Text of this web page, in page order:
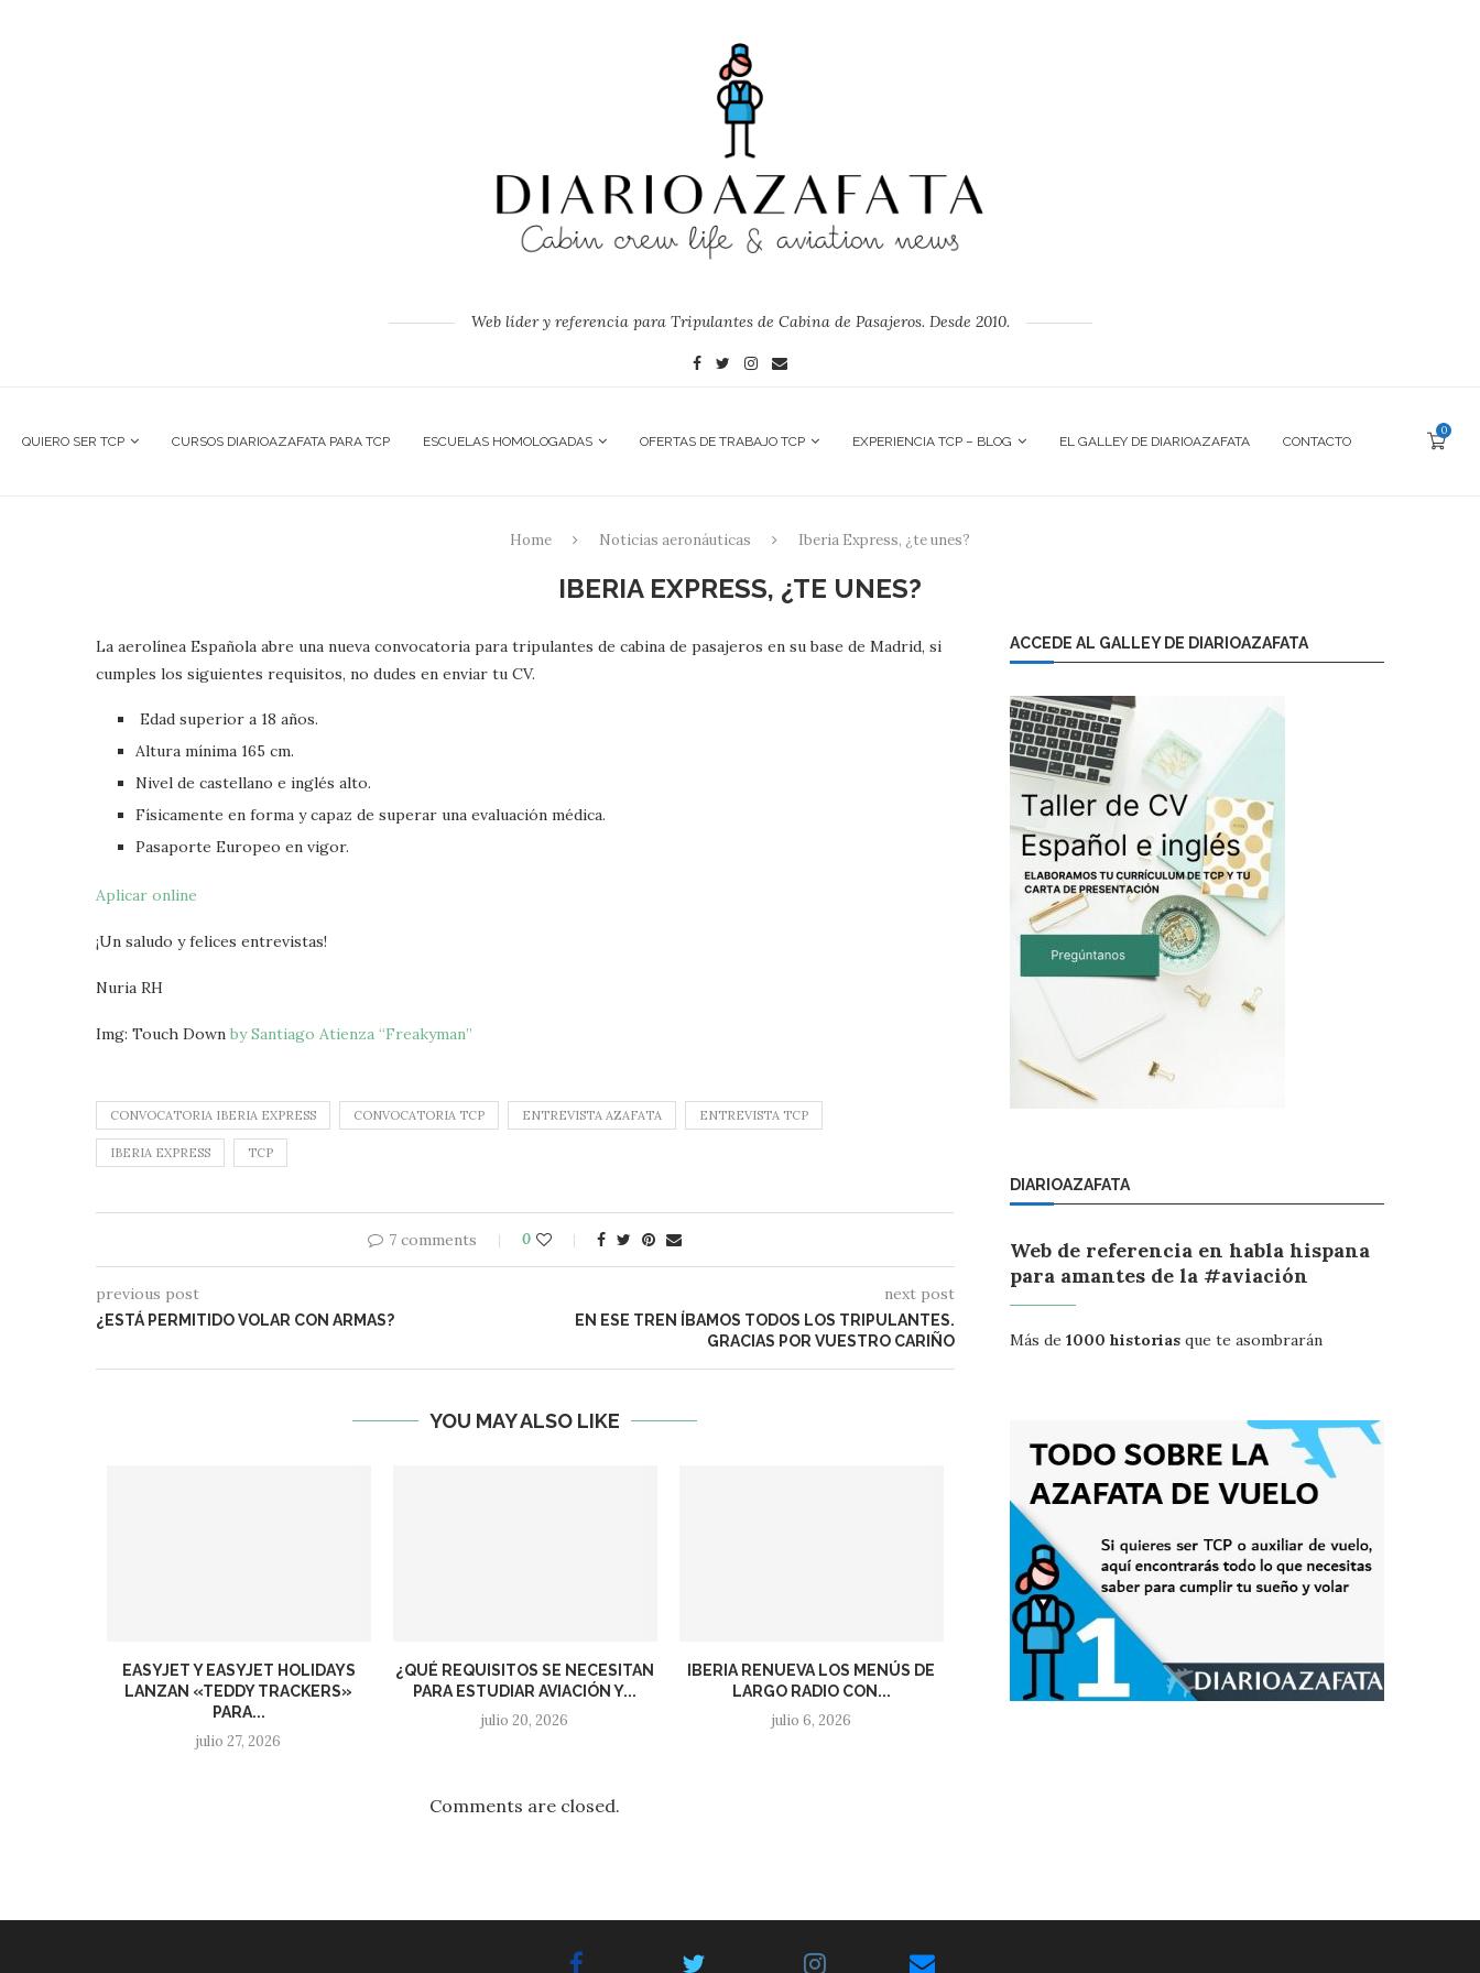
Web líder y referencia para Tripulantes de Cabina de Pasajeros. Desde 2010.
QUIERO SER TCP CURSOS DIARIOAZAFATA PARA TCP ESCUELAS HOMOLOGADAS OFERTAS DE TRABAJO TCP EXPERIENCIA TCP – BLOG EL GALLEY DE DIARIOAZAFATA CONTACTO
0
Home Noticias aeronáuticas Iberia Express, ¿te unes?
IBERIA EXPRESS, ¿TE UNES?
La aerolínea Española abre una nueva convocatoria para tripulantes de cabina de pasajeros en su base de Madrid, si
cumples los siguientes requisitos, no dudes en enviar tu CV.
Edad superior a 18 años.
Altura mínima 165 cm.
Nivel de castellano e inglés alto.
Físicamente en forma y capaz de superar una evaluación médica.
Pasaporte Europeo en vigor.
Aplicar online
¡Un saludo y felices entrevistas!
Nuria RH
Img: Touch Down by Santiago Atienza “Freakyman”
CONVOCATORIA IBERIA EXPRESS CONVOCATORIA TCP ENTREVISTA AZAFATA ENTREVISTA TCP
IBERIA EXPRESS TCP
7 comments 0
previous post
¿ESTÁ PERMITIDO VOLAR CON ARMAS?
next post
EN ESE TREN ÍBAMOS TODOS LOS TRIPULANTES.
GRACIAS POR VUESTRO CARIÑO
YOU MAY ALSO LIKE
EASYJET Y EASYJET HOLIDAYS
LANZAN «TEDDY TRACKERS»
PARA...
julio 27, 2026
¿QUÉ REQUISITOS SE NECESITAN
PARA ESTUDIAR AVIACIÓN Y...
julio 20, 2026
IBERIA RENUEVA LOS MENÚS DE
LARGO RADIO CON...
julio 6, 2026
Comments are closed.
ACCEDE AL GALLEY DE DIARIOAZAFATA
DIARIOAZAFATA
Web de referencia en habla hispana
para amantes de la #aviación
Más de 1000 historias que te asombrarán